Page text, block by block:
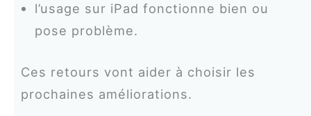
l’usage sur iPad fonctionne bien ou
pose problème.
Ces retours vont aider à choisir les
prochaines améliorations.